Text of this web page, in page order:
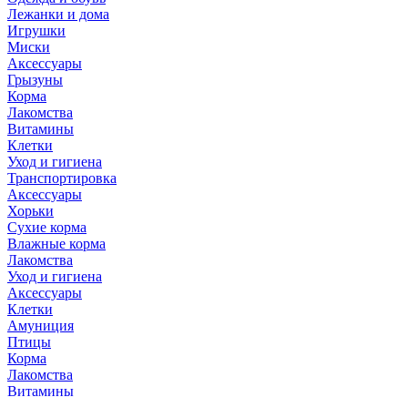
Лежанки и дома
Игрушки
Миски
Аксессуары
Грызуны
Корма
Лакомства
Витамины
Клетки
Уход и гигиена
Транспортировка
Аксессуары
Хорьки
Сухие корма
Влажные корма
Лакомства
Уход и гигиена
Аксессуары
Клетки
Амуниция
Птицы
Корма
Лакомства
Витамины